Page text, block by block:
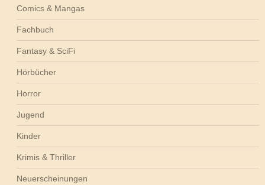
Comics & Mangas
Fachbuch
Fantasy & SciFi
Hörbücher
Horror
Jugend
Kinder
Krimis & Thriller
Neuerscheinungen